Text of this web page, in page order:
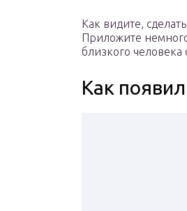
Как видите,
Приложите
близкого
Как